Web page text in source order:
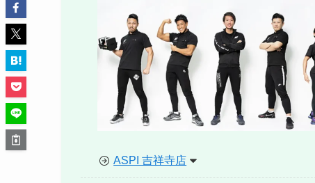
ASPI 吉祥寺店